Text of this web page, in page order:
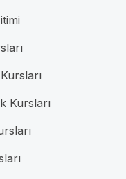
Kursları